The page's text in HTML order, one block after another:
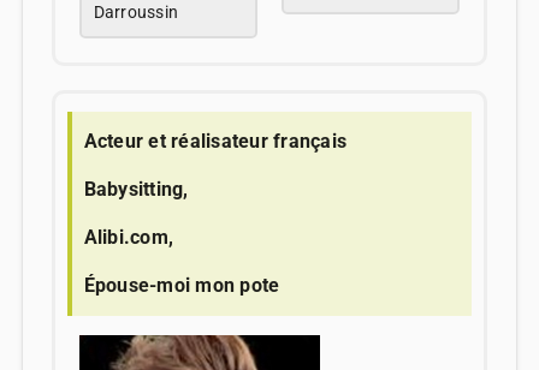
Darroussin
Acteur et réalisateur français
Babysitting,
Alibi.com,
Épouse-moi mon pote